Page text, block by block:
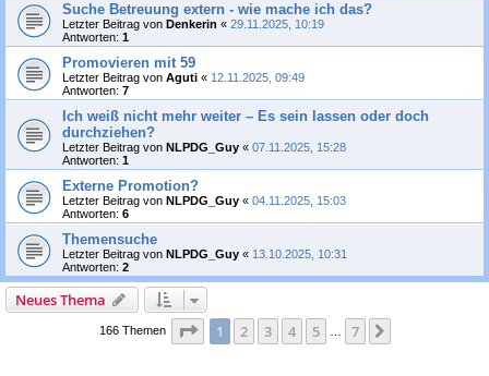
Suche Betreuung extern - wie mache ich das?
Letzter Beitrag von Denkerin « 29.11.2025, 10:19
Antworten: 1
Promovieren mit 59
Letzter Beitrag von Aguti « 12.11.2025, 09:49
Antworten: 7
Ich weiß nicht mehr weiter – Es sein lassen oder doch
durchziehen?
Letzter Beitrag von NLPDG_Guy « 07.11.2025, 15:28
Antworten: 1
Externe Promotion?
Letzter Beitrag von NLPDG_Guy « 04.11.2025, 15:03
Antworten: 6
Themensuche
Letzter Beitrag von NLPDG_Guy « 13.10.2025, 10:31
Antworten: 2
Neues Thema
166 Themen Seite 1von
1 2 3 4 5 7